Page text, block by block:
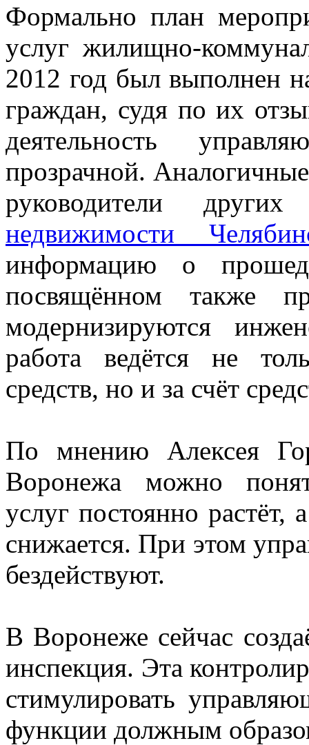
Формально план
услуг жилищно-
2012 год был выполнен
граждан, судя по их
деятельность
прозрачной.
руководители
недвижимости
информацию о
посвящённом также
модернизируются
работа ведётся не
средств, но и за счёт
По мнению Алексея
Воронежа можно
услуг постоянно растёт,
снижается. При этом
бездействуют.
В Воронеже сейчас
инспекция. Эта
стимулировать
функции должным